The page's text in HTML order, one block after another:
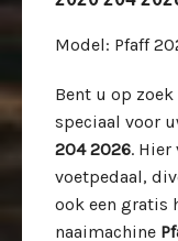
Model: Pfaff
Bent u op
speciaal voor
204 2026.
voetpedaal,
ook een gratis
naaimachine